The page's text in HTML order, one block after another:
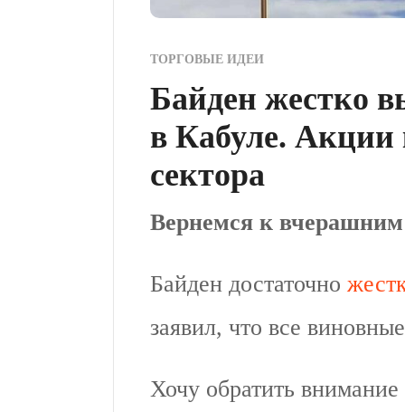
ТОРГОВЫЕ ИДЕИ
Байден жестко
в Кабуле. Акции
сектора
Вернемся к
Байден достаточно
заявил, что все
Хочу обратить